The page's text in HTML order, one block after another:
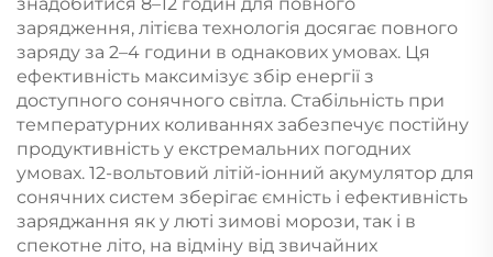
зарядження, літієва технологія досягає повного
заряду за 2–4 години в однакових умовах. Ця
ефективність максимізує збір енергії з
доступного сонячного світла. Стабільність при
температурних коливаннях забезпечує постійну
продуктивність у екстремальних погодних
умовах. 12-вольтовий літій-іонний акумулятор для
сонячних систем зберігає ємність і ефективність
заряджання як у люті зимові морози, так і в
спекотне літо, на відміну від звичайних